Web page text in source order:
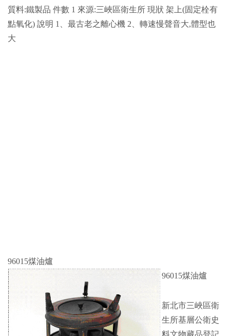
質料:鐵製品 件數 1 來源:三峽區衛生所 現狀 架上(固定栓有
點氧化) 說明 1、最古老之離心機 2、轉速慢聲音大,體型也
大
96015煤油爐
96015煤油爐
新北市三峽區衛
生所基層公衛史
料文物藏品登記